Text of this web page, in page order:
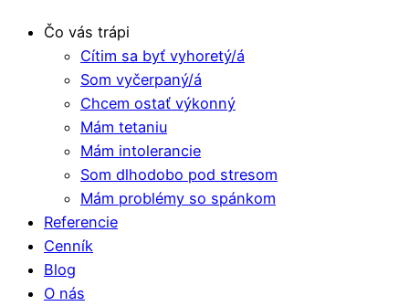
Čo vás trápi
Cítim sa byť vyhoretý/á
Som vyčerpaný/á
Chcem ostať výkonný
Mám tetaniu
Mám intolerancie
Som dlhodobo pod stresom
Mám problémy so spánkom
Referencie
Cenník
Blog
O nás